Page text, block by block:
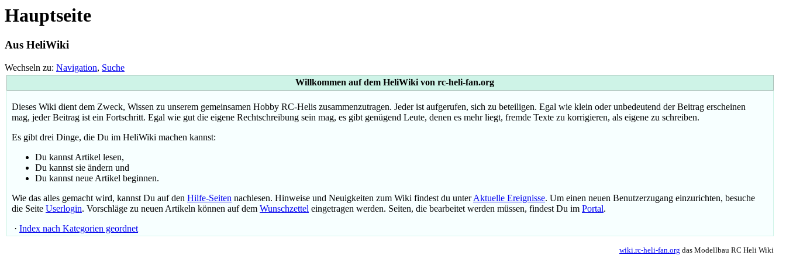
Hauptseite
Aus HeliWiki
Wechseln zu: Navigation, Suche
Willkommen auf dem HeliWiki von rc-heli-fan.org
Dieses Wiki dient dem Zweck, Wissen zu unserem gemeinsamen Hobby RC-Helis zusammenzutragen. Jeder ist aufgerufen, sich zu beteiligen. Egal wie klein oder unbedeutend der Beitrag erscheinen
mag, jeder Beitrag ist ein Fortschritt. Egal wie gut die eigene Rechtschreibung sein mag, es gibt genügend Leute, denen es mehr liegt, fremde Texte zu korrigieren, als eigene zu schreiben.
Es gibt drei Dinge, die Du im HeliWiki machen kannst:
Du kannst Artikel lesen,
Du kannst sie ändern und
Du kannst neue Artikel beginnen.
Wie das alles gemacht wird, kannst Du auf den Hilfe-Seiten nachlesen. Hinweise und Neuigkeiten zum Wiki findest du unterAktuelle Ereignisse. Um einen neuen Benutzerzugang einzurichten, besuche
die Seite Userlogin. Vorschläge zu neuen Artikeln können auf dem Wunschzettel eingetragen werden. Seiten, die bearbeitet werden müssen, findest Du im Portal.
· Index nach Kategorien geordnet
wiki.rc-heli-fan.org das Modellbau RC Heli Wiki